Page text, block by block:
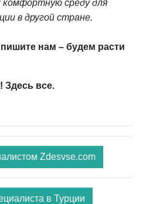
среду для
в другой стране.
нам – будем расти
Здесь все.
Zdesvse.com
в Турции